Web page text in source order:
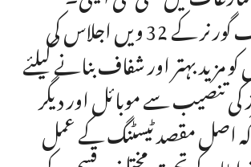
بعدازاں ایجوکیشن ٹیسٹنگ اینڈ ایولولیشن ایجنسی (ایٹا)کے بورڈ آف بورڈ آف گورنر کے 32 ویں اجلاس کی
بہتر اور شفاف بنانے کیلئے
کی تنصیب سے موبائل اور دیگر
اصل مقصد ٹیسٹنگ کے عمل